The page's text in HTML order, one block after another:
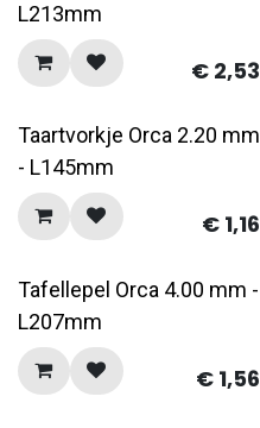
L213mm
€ 2,53
Taartvorkje Orca 2.20 mm
- L145mm
€ 1,16
Tafellepel Orca 4.00 mm -
L207mm
€ 1,56